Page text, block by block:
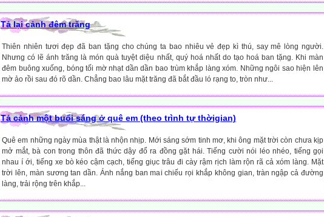
Tả lại cảnh đêm trăng
Thiên nhiên tươi đẹp đã ban tặng cho chúng ta bao nhiêu vẻ đẹp kì thú, say mê lòng người.
Nhưng có lẽ ánh trăng là món quà tuyệt diệu nhất, quý hoá nhất do tạo hoá ban tặng. Khi màn
đêm buông xuống, bóng tối mờ nhạt dần dần bao trùm khắp làng xóm. Những ngôi sao hiện lên
mờ ảo rồi sau đó rõ dần. Chẳng bao lâu mặt trăng đã bắt đầu ló rạng to, tròn như...
Tả cảnh một buổi sáng ở quê em (theo trình tự thờigian)
Quê em những ngày mùa thật là nhộn nhịp. Mới sáng sớm tinh mơ, khi ông mặt trời còn chưa kịp
mở mắt, bà con trong thôn đã thức dậy đổ ra đồng gặt hái. Tiếng cười nói léo nhéo, tiếng gọi
nhau í ới, tiếng xe bò kéo cậm cạch, tiếng giục trâu đi cày rậm rịch làm rộn rã cả xóm làng. Mặt
trời lên, màn sương tan dần. Ánh nắng ban mai chiếu rọi khắp không gian, tràn ngập cả đường
làng, trải rộng trên khắp...